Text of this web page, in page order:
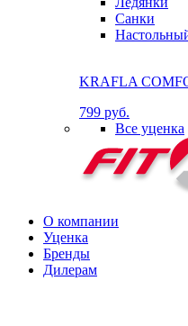
Санки
KRAFLA
799 руб.
Все уценка
О компании
Уценка
Бренды
Дилерам